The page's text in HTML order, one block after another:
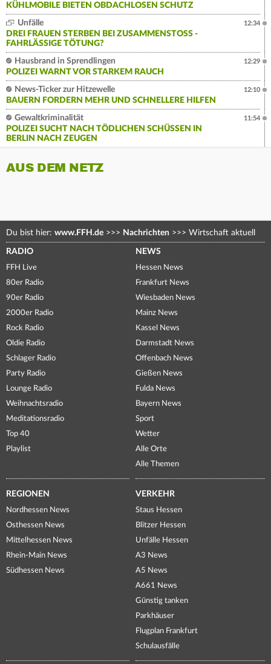
KÜHLMOBILE BIETEN OBDACHLOSEN SCHUTZ
Unfälle
DREI FRAUEN STERBEN BEI ZUSAMMENSTOSS - F
AHRLÄSSIGE TÖTUNG?
12:34
Hausbrand in Sprendlingen
POLIZEI WARNT VOR STARKEM RAUCH
12:29
News-Ticker zur Hitzewelle
BAUERN FORDERN MEHR UND SCHNELLERE HILFEN
12:10
Gewaltkriminalität
POLIZEI SUCHT NACH TÖDLICHEN SCHÜSSEN IN
BERLIN NACH ZEUGEN
11:54
AUS DEM NETZ
Du bist hier: www.FFH.de >>> Nachrichten >>> Wirtschaft aktuell
RADIO
FFH Live
80er Radio
90er Radio
2000er Radio
Rock Radio
Oldie Radio
Schlager Radio
Party Radio
Lounge Radio
Weihnachtsradio
Meditationsradio
Top 40
Playlist
NEWS
Hessen News
Frankfurt News
Wiesbaden News
Mainz News
Kassel News
Darmstadt News
Offenbach News
Gießen News
Fulda News
Bayern News
Sport
Wetter
Alle Orte
Alle Themen
REGIONEN
Nordhessen News
Osthessen News
Mittelhessen News
Rhein-Main News
Südhessen News
VERKEHR
Staus Hessen
Blitzer Hessen
Unfälle Hessen
A3 News
A5 News
A661 News
Günstig tanken
Parkhäuser
Flugplan Frankfurt
Schulausfälle